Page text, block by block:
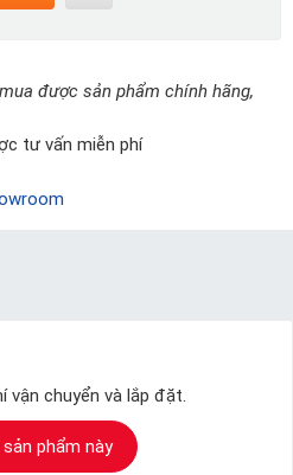
được sản phẩm chính hãng,
tư vấn miễn phí
vận chuyển và lắp đặt.
phẩm này